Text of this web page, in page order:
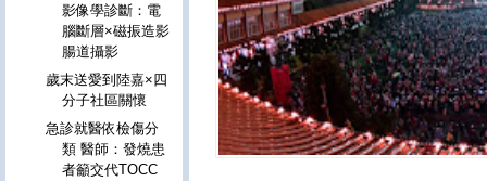
影像學診斷：電
腦斷層×磁振造影
腸道攝影
歲末送愛到陸嘉×四
分子社區關懷
急診就醫依檢傷分
類 醫師：發燒患
者籲交代TOCC